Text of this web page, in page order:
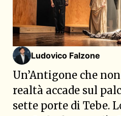
Ludovico Falzone
Un’Antigone che
realtà accade sul
sette porte di Tebe.